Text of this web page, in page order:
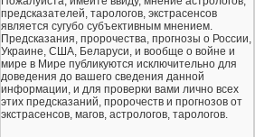
предсказателей, тарологов, экстрасенсов
является сугубо субъективным мнением.
Предсказания, пророчества, прогнозы о России,
Украине, США, Беларуси, и вообще о войне и
мире в Мире публикуются исключительно для
доведения до вашего сведения данной
информации, и для проверки вами лично всех
этих предсказаний, пророчеств и прогнозов от
экстрасенсов, магов, астрологов, тарологов.